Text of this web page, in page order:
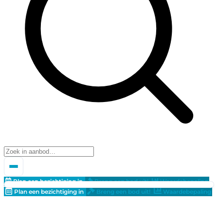
Plan een bezichtiging in Breng een bod uit!
Waardebepaling
Plan een bezichtiging in
Breng een bod uit! Waardebepaling